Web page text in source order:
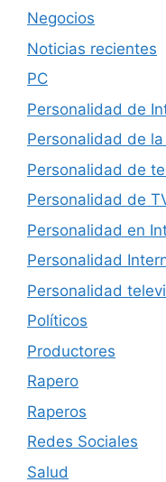
Negocios
Noticias recientes
PC
Personalidad de
Personalidad de
Personalidad de
Personalidad de
Personalidad en
Personalidad
Personalidad
Políticos
Productores
Rapero
Raperos
Redes Sociales
Salud